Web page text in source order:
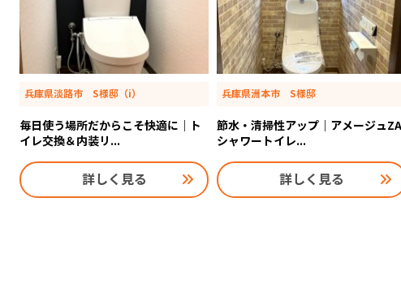
兵庫県淡路市 S様邸（i）
毎日使う場所だからこそ快適に｜ト
イレ交換＆内装リ...
詳しく見る
兵庫県洲本市 S様邸
節水・清掃性アップ｜アメージュZA
シャワートイレ...
詳しく見る